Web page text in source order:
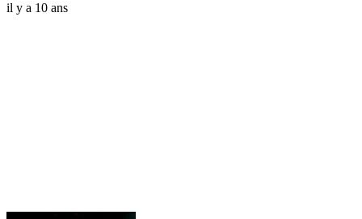
il y a 10 ans